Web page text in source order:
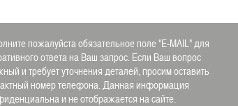
пожалуйста обязательное поле "E-MAIL" для
ответа на Ваш запрос. Если Ваш вопрос
и требует уточнения деталей, просим оставить
номер телефона. Данная информация
и не отображается на сайте.